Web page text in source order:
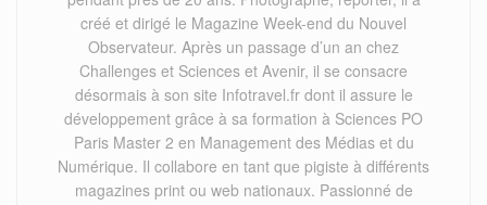
créé et dirigé le Magazine Week-end du Nouvel
Observateur. Après un passage d’un an chez
Challenges et Sciences et Avenir, il se consacre
désormais à son site Infotravel.fr dont il assure le
développement grâce à sa formation à Sciences PO
Paris Master 2 en Management des Médias et du
Numérique. Il collabore en tant que pigiste à différents
magazines print ou web nationaux. Passionné de